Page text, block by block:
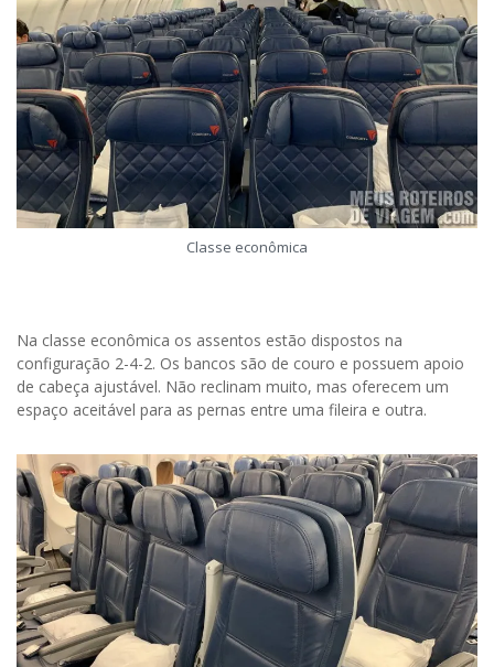
Classe econômica
Na classe econômica os assentos estão dispostos na
configuração 2-4-2. Os bancos são de couro e possuem apoio
de cabeça ajustável. Não reclinam muito, mas oferecem um
espaço aceitável para as pernas entre uma fileira e outra.